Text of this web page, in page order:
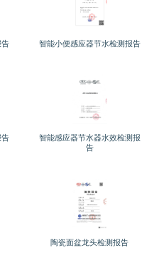
告 智能小便感应器节水检测报告
告
智能感应器节水器水效检测报
告
陶瓷面盆龙头检测报告